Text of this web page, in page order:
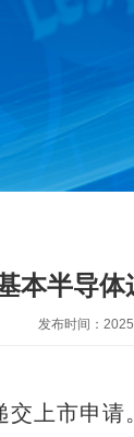
本半导
发布时间：
上市申